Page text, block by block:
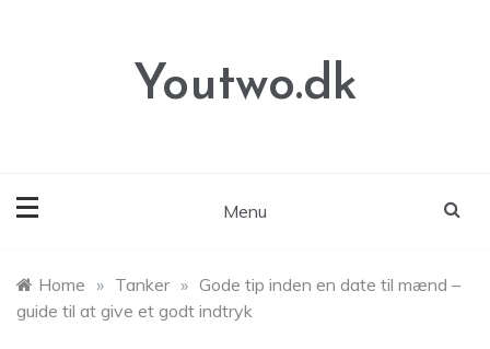
Youtwo.dk
Menu
Home » Tanker » Gode tip inden en date til mænd –
guide til at give et godt indtryk